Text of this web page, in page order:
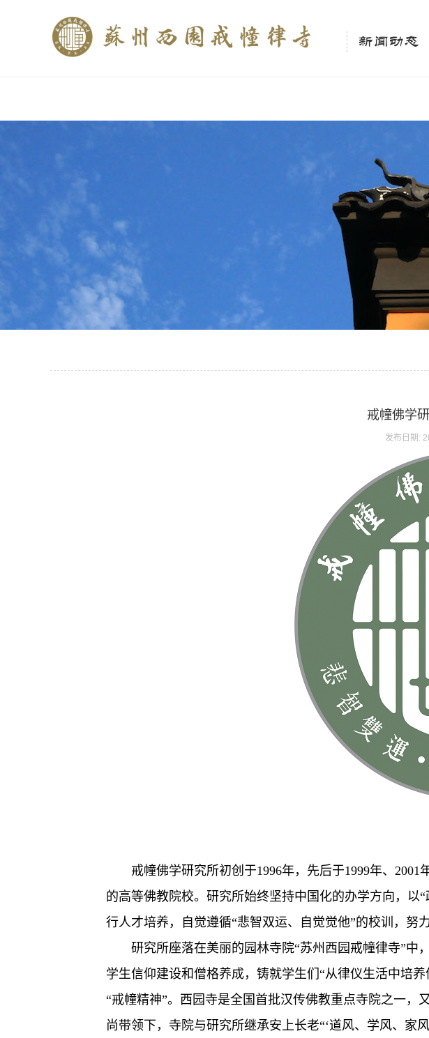
$description = category_description(); } elseif (is_tag()){ $keywords = single_tag_title('', false);
trim(strip_tags($description)); ?>
新闻动态
戒幢佛学
发布日期:
戒幢佛学研究所初创于1996年，先后于1999年、
的高等佛教院校。研究所始终坚持中国化的办学方向，
行人才培养，自觉遵循“悲智双运、自觉觉他”的校训，努
研究所座落在美丽的园林寺院“苏州西园戒幢律寺”中
学生信仰建设和僧格养成，铸就学生们“从律仪生活中培
“戒幢精神”。西园寺是全国首批汉传佛教重点寺院之一，
尚带领下，寺院与研究所继承安上长老“‘道风、学风、家